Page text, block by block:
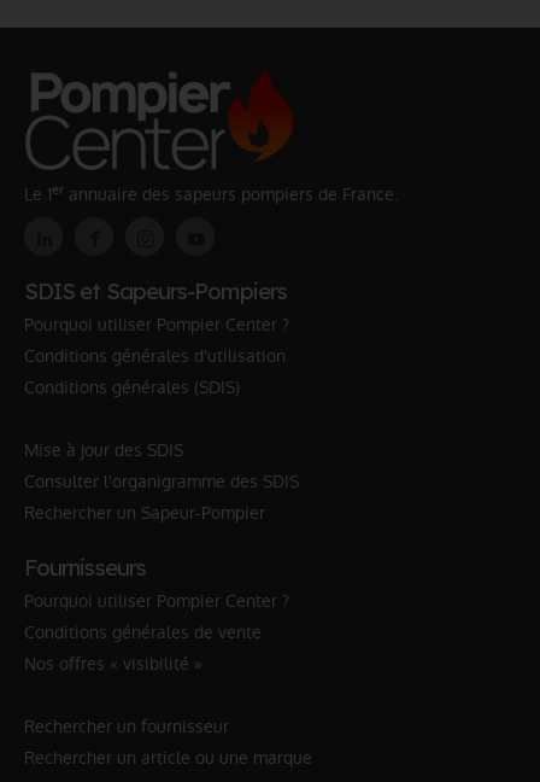
Le 1er annuaire des sapeurs pompiers de France.
SDIS et Sapeurs-Pompiers
Pourquoi utiliser Pompier Center ?
Conditions générales d'utilisation
Conditions générales (SDIS)
Mise à jour des SDIS
Consulter l'organigramme des SDIS
Rechercher un Sapeur-Pompier
Fournisseurs
Pourquoi utiliser Pompier Center ?
Conditions générales de vente
Nos offres « visibilité »
Rechercher un fournisseur
Rechercher un article ou une marque